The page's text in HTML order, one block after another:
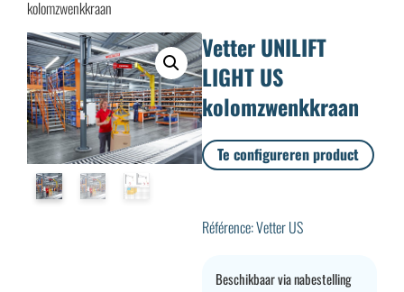
kolomzwenkkraan
Vetter UNILIFT
LIGHT US
kolomzwenkkraan
Te configureren product
Référence: Vetter US
Beschikbaar via nabestelling